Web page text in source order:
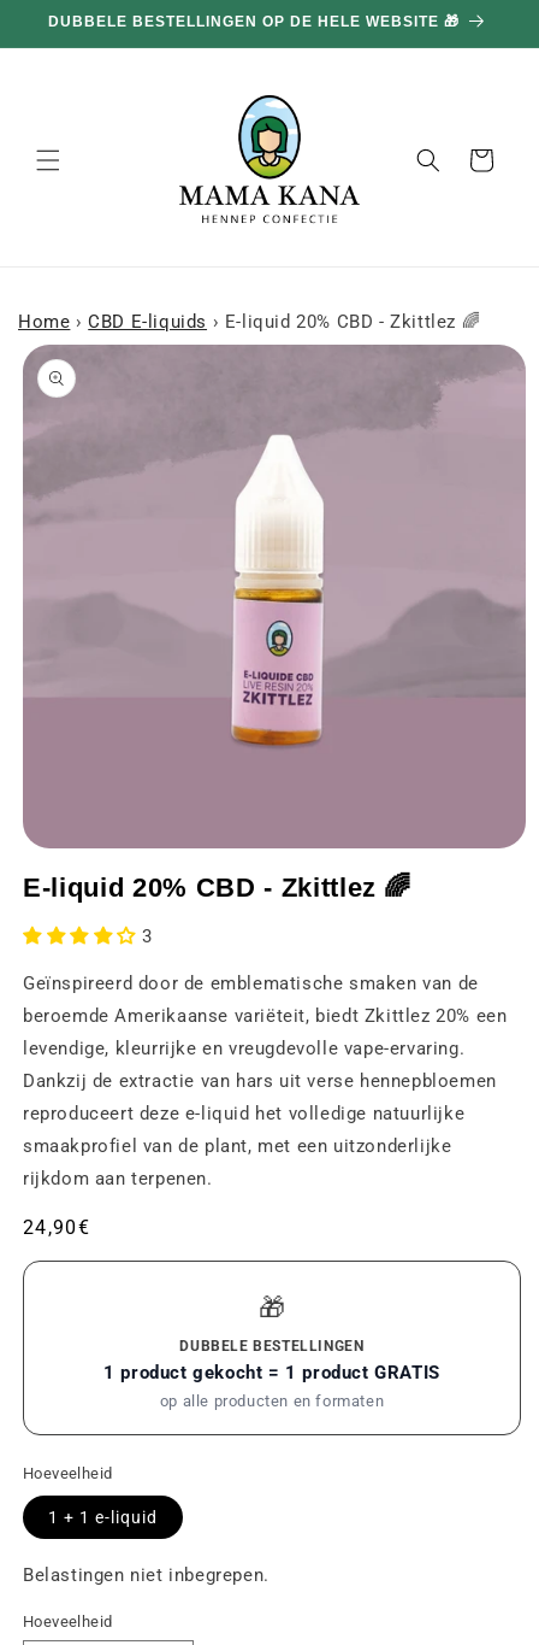
doorgaan
naar
DUBBELE BESTELLINGEN OP DE HELE WEBSITE 🎁
Mand
Home › CBD E-liquids › E-liquid 20% CBD - Zkittlez 🌈
naar
1
openen
een
modaal
E-liquid 20% CBD - Zkittlez 🌈
3
Geïnspireerd door de emblematische smaken van de
beroemde Amerikaanse variëteit, biedt Zkittlez 20% een
levendige, kleurrijke en vreugdevolle vape-ervaring.
Dankzij de extractie van hars uit verse hennepbloemen
reproduceert deze e-liquid het volledige natuurlijke
smaakprofiel van de plant, met een uitzonderlijke
rijkdom aan terpenen.
Gebruikelijke
prijs
24,90€
🎁
DUBBELE BESTELLINGEN
1 product gekocht = 1 product GRATIS
op alle producten en formaten
Hoeveelheid
1 + 1 e-liquid
Belastingen niet inbegrepen.
Hoeveelheid